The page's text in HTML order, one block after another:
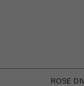
ROSE